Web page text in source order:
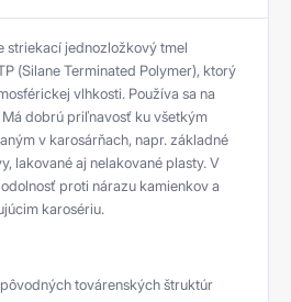
striekací jednozložkový tmel
(Silane Terminated Polymer), ktorý
vlhkosti. Používa sa na
Má dobrú priľnavosť ku všetkým
v karosárňach, napr. základné
lakované aj nelakované plasty. V
proti nárazu kamienkov a
karosériu.
továrenských štruktúr